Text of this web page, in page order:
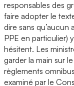
responsables des
faire adopter le
dire sans
PPE en particulier)
hésitent. Les
garder la main sur
règlements
examiné par le